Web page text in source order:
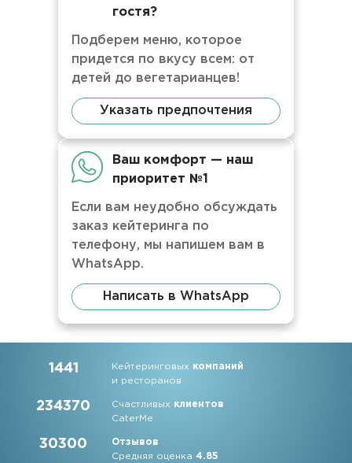
гостя?
Подберем меню, которое
придется по вкусу всем: от
детей до вегетарианцев!
Указать предпочтения
Ваш комфорт — наш
приоритет №1
Если вам неудобно обсуждать
заказ кейтеринга по
телефону, мы напишем вам в
WhatsApp.
Написать в WhatsApp
1441 Кейтеринговых компаний
и ресторанов
234370 Счастливых клиентов
CaterMe
30300
Отзывов
Средняя оценка4.85